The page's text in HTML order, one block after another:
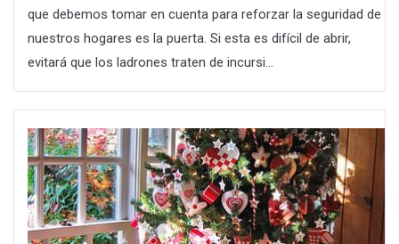
que debemos tomar en cuenta para reforzar la seguridad de
nuestros hogares es la puerta. Si esta es difícil de abrir,
evitará que los ladrones traten de incursi...